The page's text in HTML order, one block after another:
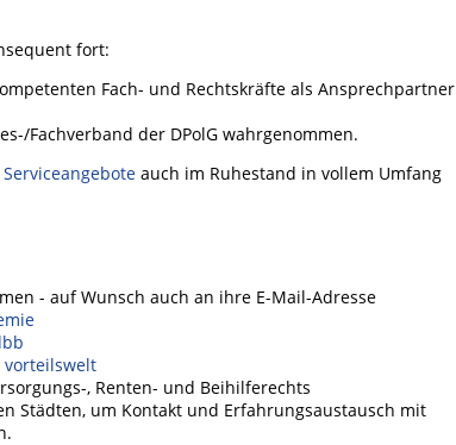
fort:
Fach- und Rechtskräfte als Ansprechpartner
Fachverband der DPolG wahrgenommen.
auch im Ruhestand in vollem Umfang
- auf Wunsch auch an ihre E-Mail-Adresse
, Renten- und Beihilferechts
Städten, um Kontakt und Erfahrungsaustausch mit